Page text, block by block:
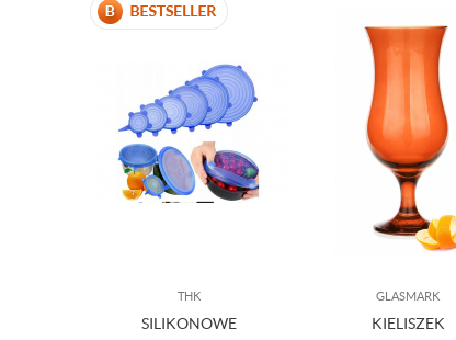
THK
SILIKONOWE
GLASMARK
KIELISZEK